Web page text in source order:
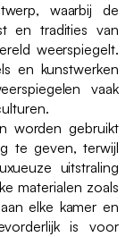
waarbij de
en tradities van
weerspiegelt.
en kunstwerken
vaak
worden gebruikt
te geven, terwijl
uitstraling
materialen zoals
elke kamer en
is voor